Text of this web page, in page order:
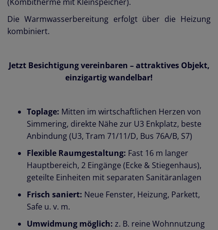
Die Warmwasserbereitung erfolgt über die Heizung
kombiniert.
Jetzt Besichtigung vereinbaren – attraktives Objekt,
einzigartig wandelbar!
Toplage: Mitten im wirtschaftlichen Herzen von
Simmering, direkte Nähe zur U3 Enkplatz, beste
Anbindung (U3, Tram 71/11/D, Bus 76A/B, S7)
Flexible Raumgestaltung: Fast 16 m langer
Hauptbereich, 2 Eingänge (Ecke & Stiegenhaus),
geteilte Einheiten mit separaten Sanitäranlagen
Frisch saniert: Neue Fenster, Heizung, Parkett,
Safe u. v. m.
Umwidmung möglich: z. B. reine Wohnnutzung